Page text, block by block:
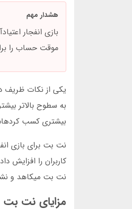
هشدار مهم
بازی انفجار
موقت حساب را
به سطوح بالاتر
بیشتری کسب
نت بت برای بازی
نت بت میکاهد و
مزایای نت بت